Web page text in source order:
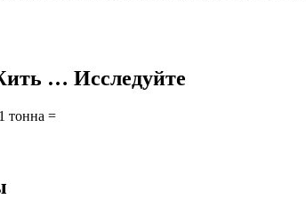
… Исследуйте
тонна =